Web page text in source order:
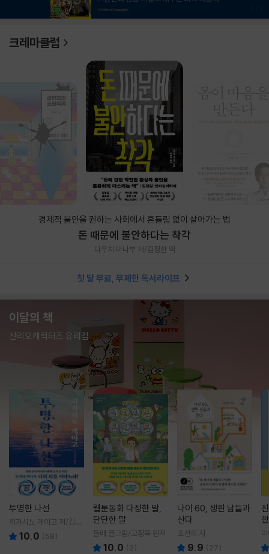
크레마클럽
경제적 불안을 권하는 사회에서 흔들림 없이 살아가는 법
돈 때문에 불안하다는 착각
다우치 마나부 저/김정환 역
첫 달 무료, 무제한 독서라이프
이달의 책
산리오캐릭터즈 유리컵
투명한 나선
히가시노 게이고 저/김선
영 역10.0 (58)
웹툰동화 다정한 말,
단단한 말
돌배 글그림/고정욱 원저
10.0 ( 2)
나이 60, 생판 남들과
산다
조선희 저
9.9 ( 27)